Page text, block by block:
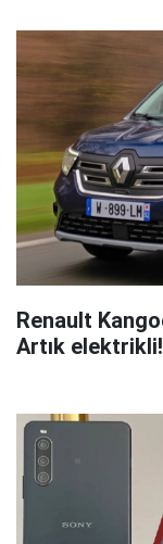
Renault
Artık elektrikli!